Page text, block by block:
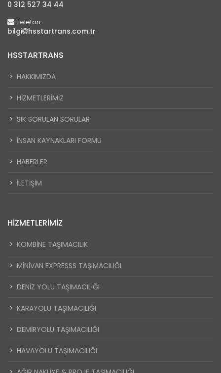
0 312 527 34 44
Telefon :
bilgi hsstartrans.com.tr
HSSTARTRANS
HAKKIMIZDA
HIZMETLERIMIZ
SIK SORULAN SORULAR
İNSAN KAYNAKLARI FORMU
HABERLER
İLETIŞIM
HIZMETLERIMIZ
KOMBİNE TAŞIMACILIK
MİNİVAN EXPRESSS TAŞIMACILIĞI
DENİZ YOLU TAŞIMACILIĞI
KARAYOLU TAŞIMACILIĞI
DEMİRYOLU TAŞIMACILIĞI
HAVAYOLU TAŞIMACILIĞI